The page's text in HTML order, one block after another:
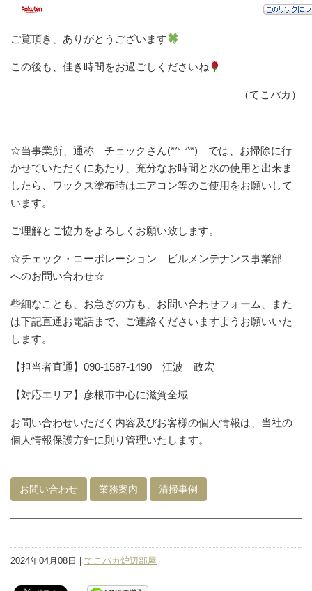
ご覧頂き、ありがとうございます
この後も、佳き時間をお過ごしくださいね
（てこパカ）
☆当事業所、通称 チェックさん(*^_^*) では、お掃除に行
かせていただくにあたり、充分なお時間と水の使用と出来ま
したら、ワックス塗布時はエアコン等のご使用をお願いして
います。
ご理解とご協力をよろしくお願い致します。
☆チェック・コーポレーション ビルメンテナンス事業部
へのお問い合わせ☆
些細なことも、お急ぎの方も、お問い合わせフォーム、また
は下記直通お電話まで、ご連絡くださいますようお願いいた
します。
【担当者直通】090-1587-1490 江波 政宏
【対応エリア】彦根市中心に滋賀全域
お問い合わせいただく内容及びお客様の個人情報は、当社の
個人情報保護方針に則り管理いたします。
お問い合わせ 業務案内 清掃事例
2024年04月08日 | てこパカ炉辺部屋